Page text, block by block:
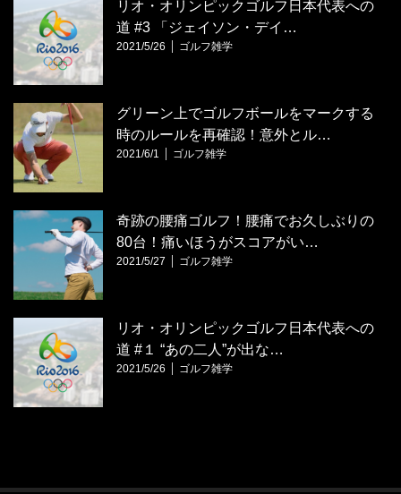
リオ・オリンピックゴルフ日本代表への
道 #3 「ジェイソン・デイ…
2021/5/26 ゴルフ雑学
グリーン上でゴルフボールをマークする
時のルールを再確認！意外とル…
2021/6/1 ゴルフ雑学
奇跡の腰痛ゴルフ！腰痛でお久しぶりの
80台！痛いほうがスコアがい…
2021/5/27 ゴルフ雑学
リオ・オリンピックゴルフ日本代表への
道 #１ “あの二人”が出な…
2021/5/26 ゴルフ雑学